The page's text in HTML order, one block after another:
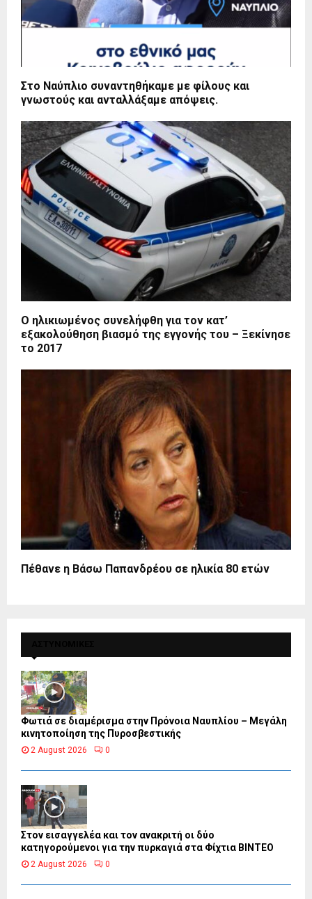
Στο Ναύπλιο συναντηθήκαμε με φίλους και
γνωστούς και ανταλλάξαμε απόψεις.
Ο ηλικιωμένος συνελήφθη για τον κατ’
εξακολούθηση βιασμό της εγγονής του – Ξεκίνησε
το 2017
Πέθανε η Βάσω Παπανδρέου σε ηλικία 80 ετών
Φωτιά σε διαμέρισμα στην Πρόνοια Ναυπλίου – Μεγάλη
κινητοποίηση της Πυροσβεστικής
2 August 2026 0
Στον εισαγγελέα και τον ανακριτή οι δύο
κατηγορούμενοι για την πυρκαγιά στα Φίχτια ΒΙΝΤΕΟ
2 August 2026 0